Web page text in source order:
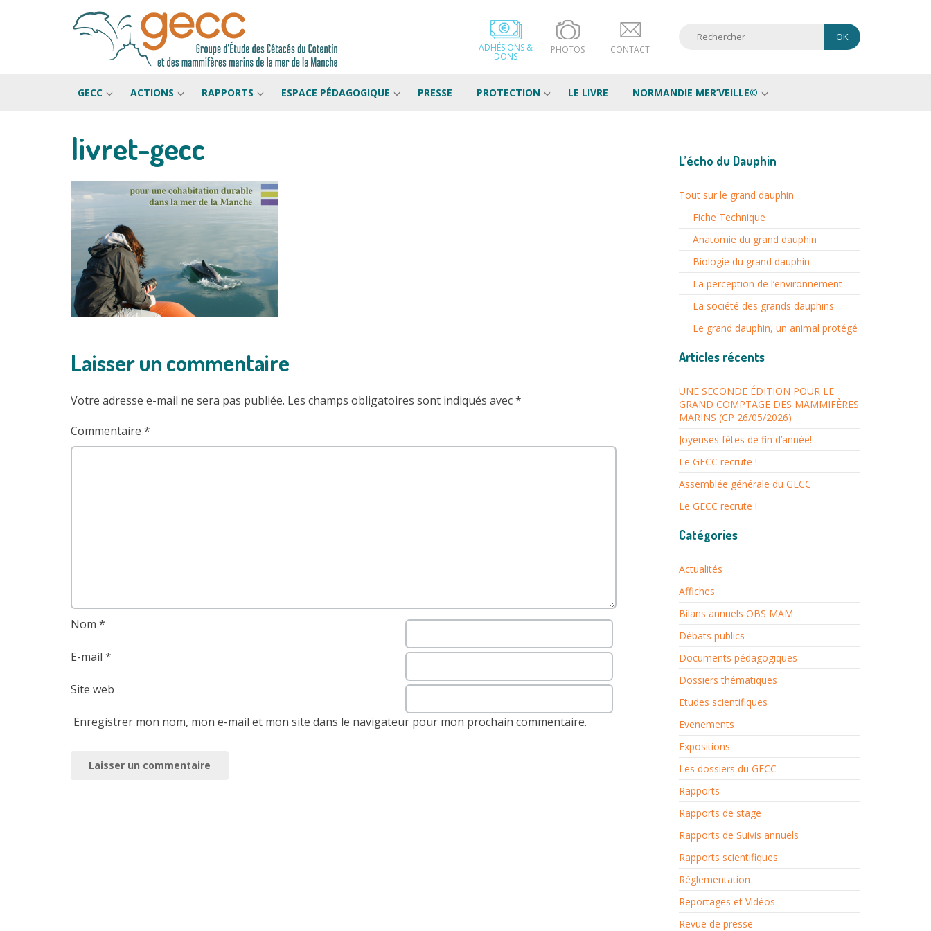
ADHÉSIONS &
DONS
PHOTOS CONTACT
GECC ACTIONS RAPPORTS ESPACE PÉDAGOGIQUE PRESSE PROTECTION LE LIVRE NORMANDIE MER’VEILLE©
livret-gecc
Laisser un commentaire
Votre adresse e-mail ne sera pas publiée. Les champs obligatoires sont indiqués avec*
Commentaire *
Nom *
E-mail *
Site web
Enregistrer mon nom, mon e-mail et mon site dans le navigateur pour mon prochain commentaire.
L’écho du Dauphin
Tout sur le grand dauphin
Fiche Technique
Anatomie du grand dauphin
Biologie du grand dauphin
La perception de l’environnement
La société des grands dauphins
Le grand dauphin, un animal protégé
Articles récents
UNE SECONDE ÉDITION POUR LE
GRAND COMPTAGE DES MAMMIFÈRES
MARINS (CP 26/05/2026)
Joyeuses fêtes de fin d’année!
Le GECC recrute !
Assemblée générale du GECC
Le GECC recrute !
Catégories
Actualités
Affiches
Bilans annuels OBS MAM
Débats publics
Documents pédagogiques
Dossiers thématiques
Etudes scientifiques
Evenements
Expositions
Les dossiers du GECC
Rapports
Rapports de stage
Rapports de Suivis annuels
Rapports scientifiques
Réglementation
Reportages et Vidéos
Revue de presse